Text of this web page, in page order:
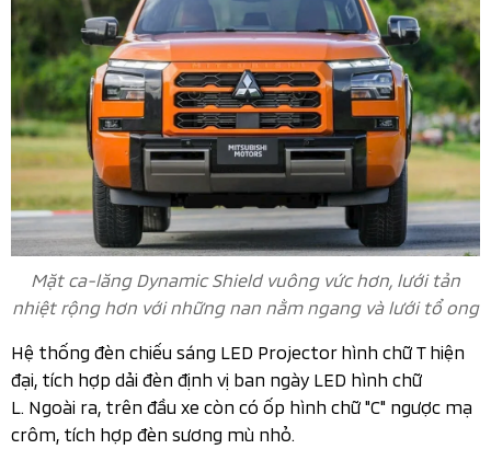
Mặt ca-lăng Dynamic Shield vuông vức hơn, lưới tản
nhiệt rộng hơn với những nan nằm ngang và lưới tổ ong
Hệ thống đèn chiếu sáng LED Projector hình chữ T hiện
đại, tích hợp dải đèn định vị ban ngày LED hình chữ
L. Ngoài ra, trên đầu xe còn có ốp hình chữ "C" ngược mạ
crôm, tích hợp đèn sương mù nhỏ.